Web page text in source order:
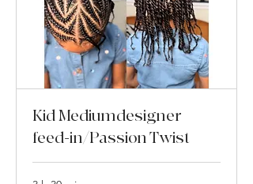
Kid Mediumdesigner
feed-in/Passion Twist